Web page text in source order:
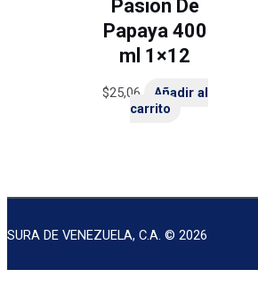
Pasion De
Papaya 400
ml 1×12
$25,06
Añadir al
carrito
SURA DE VENEZUELA, C.A. © 2026